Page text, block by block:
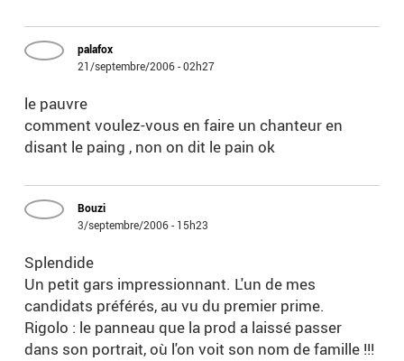
palafox
21/septembre/2006 - 02h27
le pauvre
comment voulez-vous en faire un chanteur en
disant le paing , non on dit le pain ok
Bouzi
3/septembre/2006 - 15h23
Splendide
Un petit gars impressionnant. L'un de mes
candidats préférés, au vu du premier prime.
Rigolo : le panneau que la prod a laissé passer
dans son portrait, où l'on voit son nom de famille !!!